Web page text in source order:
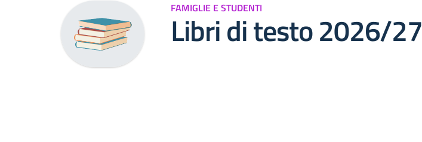
FAMIGLIE E STUDENTI
Libri di testo 2026/27